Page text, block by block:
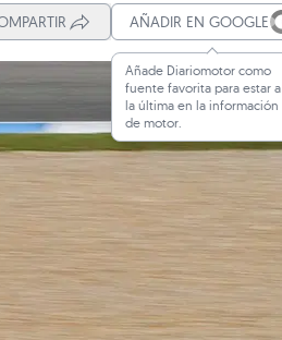
AÑADIR EN GOOGLE
Añade Diariomotor como
fuente favorita para estar a
la última en la información
de motor.